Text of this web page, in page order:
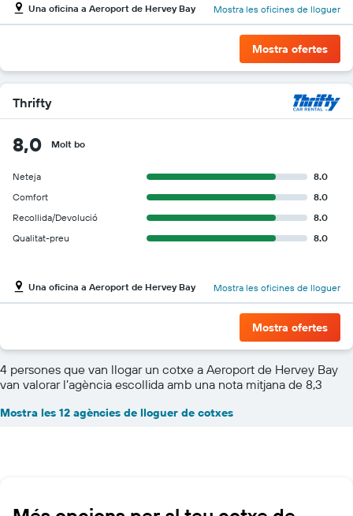
Una oficina a Aeroport de Hervey Bay Mostra les oficines de lloguer
Mostra ofertes
Thrifty
8,0 Molt bo
Neteja
8.0
Comfort
8.0
Recollida/Devolució
8.0
Qualitat-preu
8.0
Una oficina a Aeroport de Hervey Bay Mostra les oficines de lloguer
Mostra ofertes
4 persones que van llogar un cotxe a Aeroport de Hervey Bay
van valorar l’agència escollida amb una nota mitjana de 8,3
Mostra les 12 agències de lloguer de cotxes